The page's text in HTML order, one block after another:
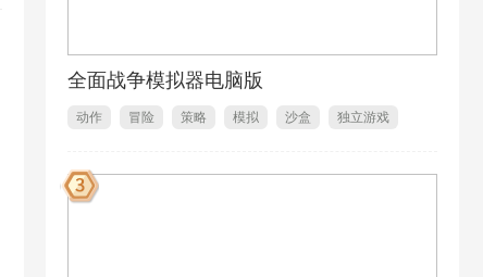
1
全面战争模拟器电脑版
动作 冒险 策略 模拟 沙盒 独立游戏